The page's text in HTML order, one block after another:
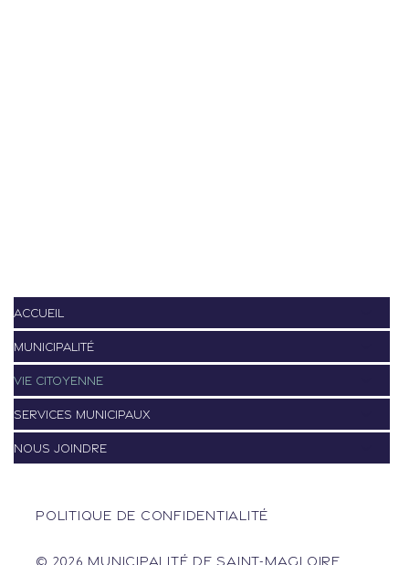
ACCUEIL
MUNICIPALITÉ
VIE CITOYENNE
SERVICES MUNICIPAUX
NOUS JOINDRE
POLITIQUE DE CONFIDENTIALITÉ